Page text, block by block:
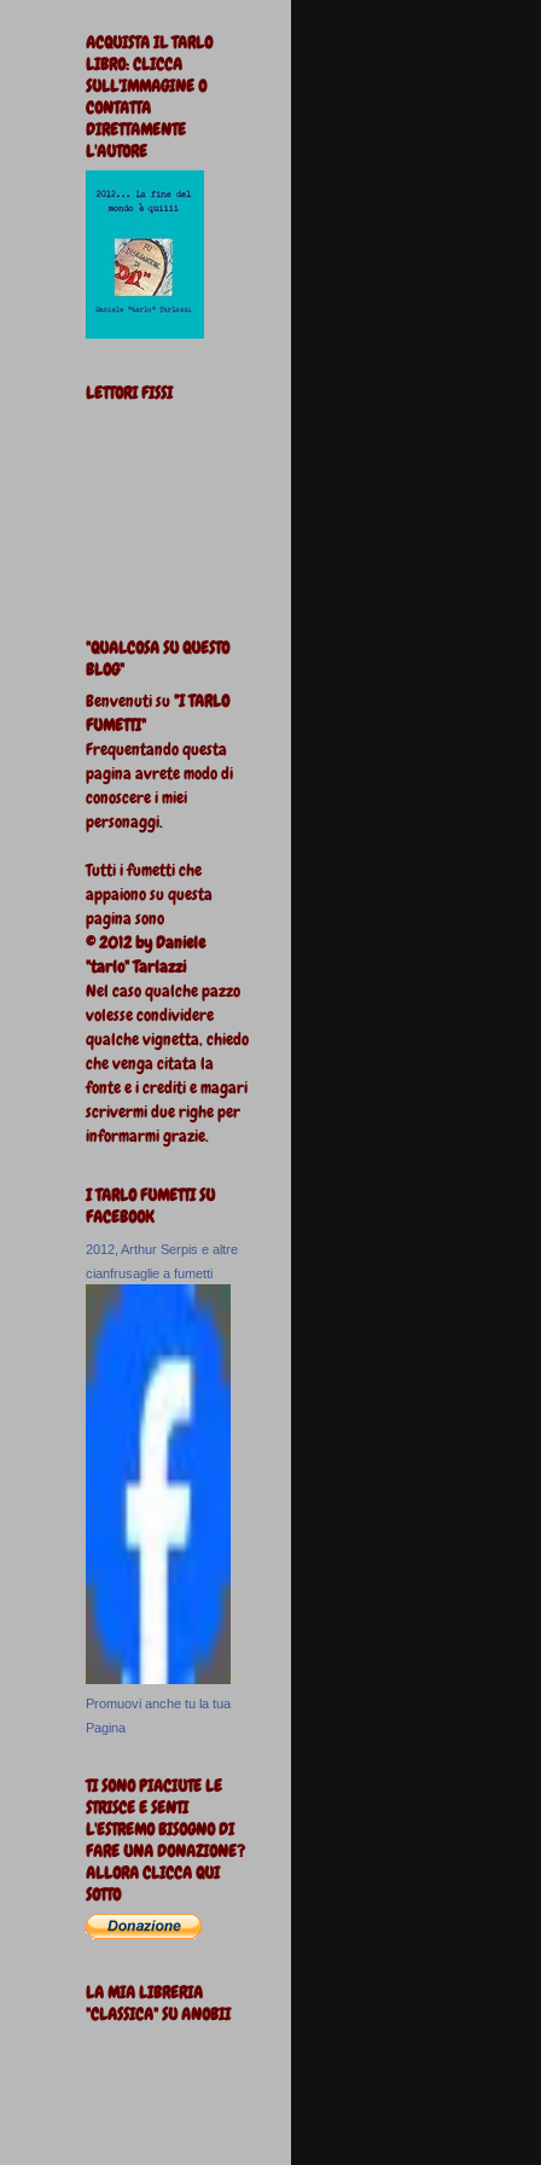
ACQUISTA IL TARLO
LIBRO: CLICCA
SULL'IMMAGINE O
CONTATTA
DIRETTAMENTE
L'AUTORE
LETTORI FISSI
"QUALCOSA SU QUESTO
BLOG"
Benvenuti su"I TARLO
FUMETTI"
Frequentando questa
pagina avrete modo di
conoscere i miei
personaggi.
Tutti i fumetti che
appaiono su questa
pagina sono
© 2012 by Daniele
"tarlo" Tarlazzi
Nel caso qualche pazzo
volesse condividere
qualche vignetta, chiedo
che venga citata la
fonte e i crediti e magari
scrivermi due righe per
informarmi grazie.
I TARLO FUMETTI SU
FACEBOOK
2012, Arthur Serpis e altre
cianfrusaglie a fumetti
Promuovi anche tu la tua
Pagina
TI SONO PIACIUTE LE
STRISCE E SENTI
L'ESTREMO BISOGNO DI
FARE UNA DONAZIONE?
ALLORA CLICCA QUI
SOTTO
LA MIA LIBRERIA
"CLASSICA" SU ANOBII